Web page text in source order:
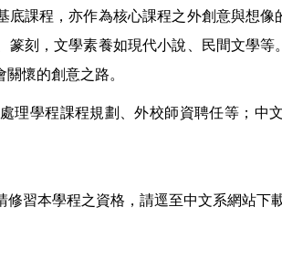
底課程，亦作為核心課程之外創意與想
刻，文學素養如現代小說、民間文學等。
懷的創意之路。
理學程課程規劃、外校師資聘任等；
修習本學程之資格，請逕至中文系網站